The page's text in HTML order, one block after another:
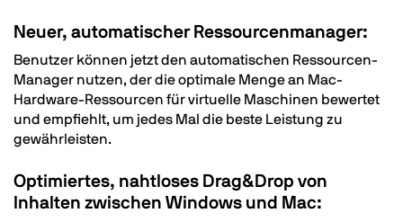
Neuer, automatischer Ressourcenmanager:
Benutzer können jetzt den automatischen Ressourcen-
Manager nutzen, der die optimale Menge an Mac-
Hardware-Ressourcen für virtuelle Maschinen bewertet
und empfiehlt, um jedes Mal die beste Leistung zu
gewährleisten.
Optimiertes, nahtloses Drag&Drop von
Inhalten zwischen Windows und Mac: